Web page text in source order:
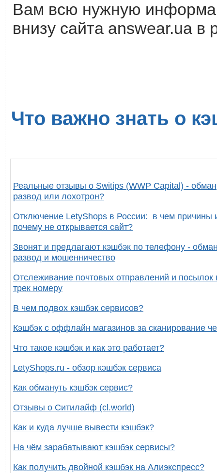
Вам всю нужную
внизу сайта answear.ua в
Что важно знать о
Реальные отзывы о Switips (WWP Capital) -
развод или лохотрон?
Отключение LetyShops в России: в чем причины
почему не открывается сайт?
Звонят и предлагают кэшбэк по телефону -
развод и мошенничество
Отслеживание почтовых отправлений и посылок
трек номеру
В чем подвох кэшбэк сервисов?
Кэшбэк с оффлайн магазинов за сканирование
Что такое кэшбэк и как это работает?
LetyShops.ru - обзор кэшбэк сервиса
Как обмануть кэшбэк сервис?
Отзывы о Ситилайф (cl.world)
Как и куда лучше вывести кэшбэк?
На чём зарабатывают кэшбэк сервисы?
Как получить двойной кэшбэк на Алиэкспресс?